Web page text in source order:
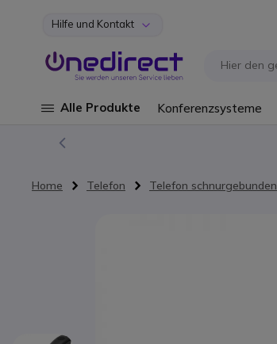
Zum Inhalt springen
Hilfe und Kontakt
Alle Produkte Konferenzsysteme
Home Telefon Telefon schnurgebunden